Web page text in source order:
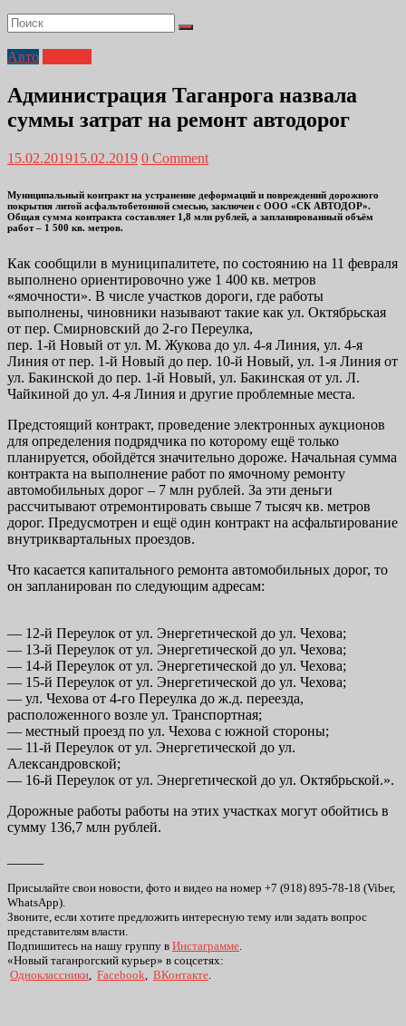
Авто
Администрация Таганрога назвала
суммы затрат на ремонт автодорог
15.02.201915.02.2019 0 Comment
Муниципальный контракт на устранение деформаций и повреждений дорожного
покрытия литой асфальтобетонной смесью, заключен с ООО «СК АВТОДОР».
Общая сумма контракта составляет 1,8 млн рублей, а запланированный объём
работ – 1 500 кв. метров.
Как сообщили в муниципалитете, по состоянию на 11 февраля
выполнено ориентировочно уже 1 400 кв. метров
«ямочности». В числе участков дороги, где работы
выполнены, чиновники называют такие как ул. Октябрьская
от пер. Смирновский до 2-го Переулка,
пер. 1-й Новый от ул. М. Жукова до ул. 4-я Линия, ул. 4-я
Линия от пер. 1-й Новый до пер. 10-й Новый, ул. 1-я Линия от
ул. Бакинской до пер. 1-й Новый, ул. Бакинская от ул. Л.
Чайкиной до ул. 4-я Линия и другие проблемные места.
Предстоящий контракт, проведение электронных аукционов
для определения подрядчика по которому ещё только
планируется, обойдётся значительно дороже. Начальная сумма
контракта на выполнение работ по ямочному ремонту
автомобильных дорог – 7 млн рублей. За эти деньги
рассчитывают отремонтировать свыше 7 тысяч кв. метров
дорог. Предусмотрен и ещё один контракт на асфальтирование
внутриквартальных проездов.
Что касается капитального ремонта автомобильных дорог, то
он запланирован по следующим адресам:
— 12-й Переулок от ул. Энергетической до ул. Чехова;
— 13-й Переулок от ул. Энергетической до ул. Чехова;
— 14-й Переулок от ул. Энергетической до ул. Чехова;
— 15-й Переулок от ул. Энергетической до ул. Чехова;
— ул. Чехова от 4-го Переулка до ж.д. переезда,
расположенного возле ул. Транспортная;
— местный проезд по ул. Чехова с южной стороны;
— 11-й Переулок от ул. Энергетической до ул.
Александровской;
— 16-й Переулок от ул. Энергетической до ул. Октябрьской.».
Дорожные работы работы на этих участках могут обойтись в
сумму 136,7 млн рублей.
Присылайте свои новости, фото и видео на номер +7 (918) 895-78-18 (Viber,
WhatsApp).
Звоните, если хотите предложить интересную тему или задать вопрос
представителям власти.
Подпишитесь на нашу группу в Инстаграмме.
«Новый таганрогский курьер» в соцсетях:
Одноклассники, Facebook, ВКонтакте.